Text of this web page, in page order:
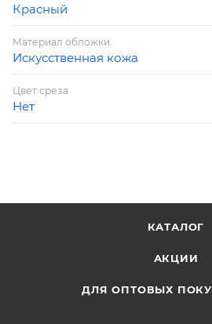
Красный
Материал обложки
Искусственная кожа
Цвет среза
Нет
КАТАЛОГ
АКЦИИ
ДЛЯ ОПТОВЫХ